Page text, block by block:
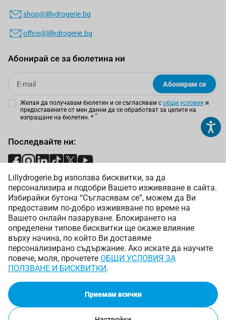
Lillydrogerie.bg използва бисквитки, за да
персонализира и подобри Вашето изживяване в сайта.
Избирайки бутона “Съгласявам се”, можем да Ви
предоставим по-добро изживяване по време на
Вашето онлайн пазаруване. Блокирането на
определени типове бисквитки ще окаже влияние
върху начина, по който Ви доставяме
персонализирано съдържание. Ако искате да научите
повече, моля, прочетете ОБЩИ УСЛОВИЯ ЗА
ПОЛЗВАНЕ И БИСКВИТКИ.
Приемам всички
shop@lillydrogerie.bg
office@lillydrogerie.bg
Абонирай се за бюлетина ни
Email
Абонирам се
Желая да получавам бюлетин и се съгласявам с общи условия и
предоставените от мен данни да се обработват за целите на
изпращане на бюлетин. *
Последвайте ни:
Начини на плащане:
Начини на доставка:
Copyright © 2025 Лили Дрогерие ЕООД. Всички права
запазени.